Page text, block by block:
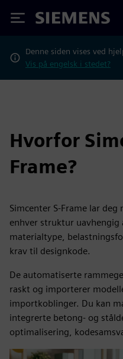
Siemens
Denne siden vises ved
Vis på engelsk i stedet?
Hvorfor
Frame?
Simcenter S-Frame lar
enhver struktur
materialtype,
krav til designkode.
De automatiserte
raskt og importerer
importkoblinger. Du kan
integrerte betong- og
optimalisering,